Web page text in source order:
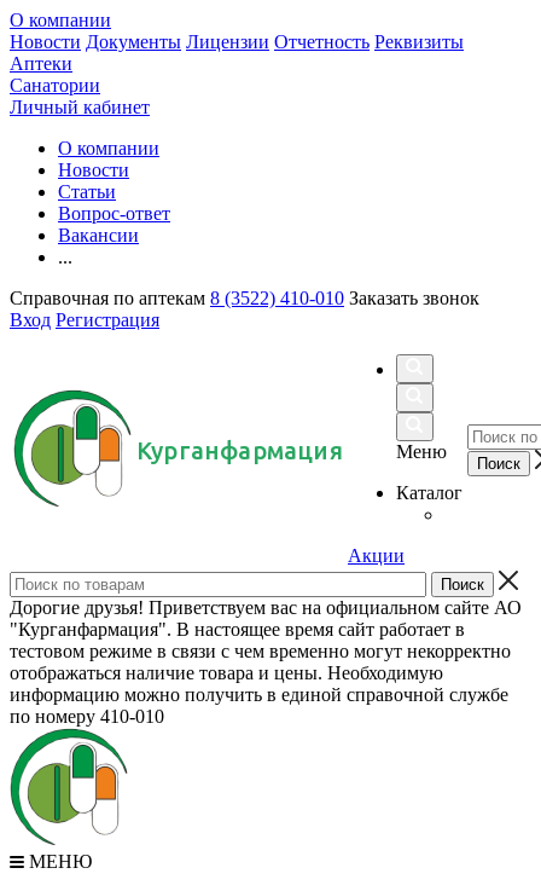
О компании
Новости Документы Лицензии Отчетность Реквизиты
Аптеки
Санатории
Личный кабинет
О компании
Новости
Статьи
Вопрос-ответ
Вакансии
...
Справочная по аптекам 8 (3522) 410-010 Заказать звонок
Вход Регистрация
Курганфармация
Меню
Каталог
Акции
Дорогие друзья! Приветствуем вас на официальном сайте АО
"Курганфармация". В настоящее время сайт работает в
тестовом режиме в связи с чем временно могут некорректно
отображаться наличие товара и цены. Необходимую
информацию можно получить в единой справочной службе
по номеру 410-010
МЕНЮ